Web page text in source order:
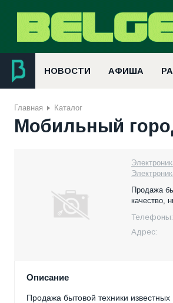
НОВОСТИ АФИША
Главная Каталог
Мобильный
Продажа
качество,
Телефоны:
Адрес:
Описание
Продажа бытовой техники